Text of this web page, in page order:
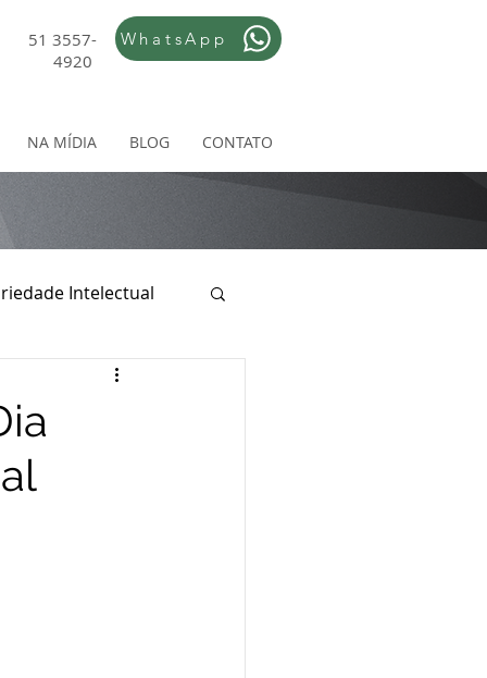
51 3557-
4920
WhatsApp
NA MÍDIA BLOG CONTATO
Intelectual
Empresarial